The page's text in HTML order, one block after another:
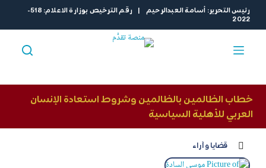
ل
رئيس التحرير: أسامة العبدالرحيم | رقم الترخيص بوزارة الاعلام: 518-
2022
خطاب الظالمين بالظالمين وشروط استعادة الإنسان
العربي للأهلية السياسية
قضايا و آراء